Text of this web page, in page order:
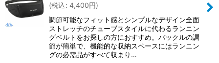
(税込: 4,400円)
調節可能なフィット感とシンプルなデザイン全面
ストレッチのチューブスタイルに代わるランニン
グベルトをお探しの方におすすめ。バックルの調
節が簡単で、機能的な収納スペースにはランニン
グの必需品がすべて収まり…